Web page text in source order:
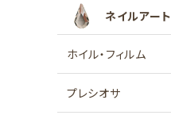
ネイルアート
ホイル・フィルム
プレシオサ